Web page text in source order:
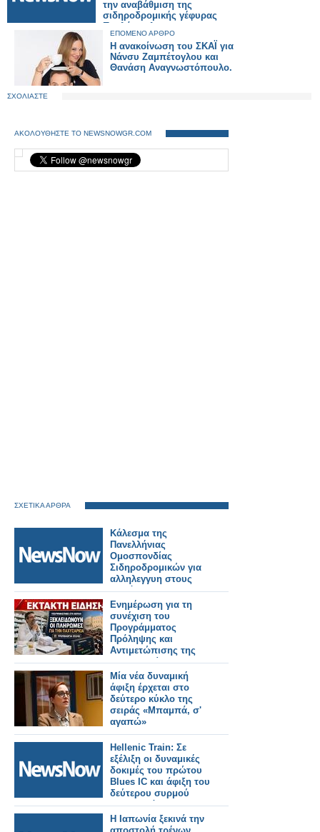
την αναβάθμιση της
σιδηροδρομικής γέφυρας
Πουλόπουλου στα
Πετράλωνα.
ΕΠΟΜΕΝΟ ΑΡΘΡΟ
Η ανακοίνωση του ΣΚΑΪ για
Νάνσυ Ζαμπέτογλου και
Θανάση Αναγνωστόπουλο.
ΣΧΟΛΙΑΣΤΕ
ΑΚΟΛΟΥΘΗΣΤΕ ΤΟ NEWSNOWGR.COM
ΣΧΕΤΙΚΑ ΑΡΘΡΑ
Κάλεσμα της
Πανελλήνιας
Ομοσπονδίας
Σιδηροδρομικών για
αλληλεγγυη στους
πυρόπληκτους της
Δυτικής Αττικής.
Ενημέρωση για τη
συνέχιση του
Προγράμματος
Πρόληψης και
Αντιμετώπισης της
Παχυσαρκίας και για
την εξόφληση των
οφειλών των μηνών
Μαΐου και Ιουνίου
Μία νέα δυναμική
άφιξη έρχεται στο
δεύτερο κύκλο της
σειράς «Μπαμπά, σ'
αγαπώ»
Hellenic Train: Σε
εξέλιξη οι δυναμικές
δοκιμές του πρώτου
Blues IC και άφιξη του
δεύτερου συρμού
στην Ελλάδα.
Η Ιαπωνία ξεκινά την